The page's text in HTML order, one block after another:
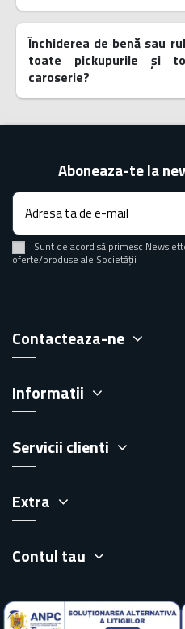
Închiderea de benă sau
toate pickupurile și
caroserie?
Aboneaza-te la
Sunt de acord să primesc
oferte/produse ale Societății
Contacteaza-ne
Informatii
Servicii clienti
Extra
Contul tau